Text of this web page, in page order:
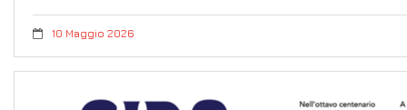
10 Maggio 2026